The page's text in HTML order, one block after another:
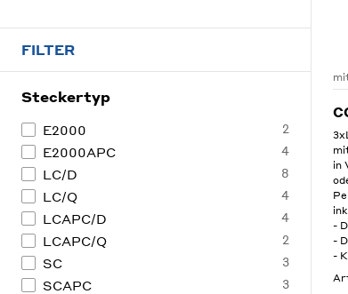
FILTER
Steckertyp
E2000 2
E2000APC 4
LC/D 8
LC/Q 4
LCAPC/D 4
LCAPC/Q 2
SC 3
SCAPC 3
in
-
-
-